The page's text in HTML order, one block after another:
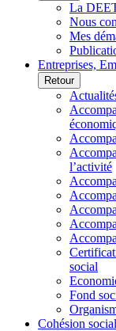
La
Nous
Mes
Entreprises,
Retour
l’activité
social
Fond
Cohésion